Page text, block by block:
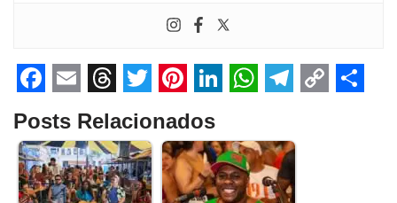
F
a
c
e
E
m
a
i
T
h
r
e
T
w
i
t
i
n
t
i
n
k
h
a
t
e
l
e
Posts Relacionados